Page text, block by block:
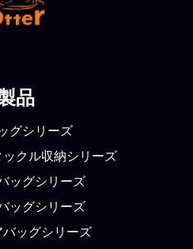
品
グシリーズ
クル収納シリーズ
ッグシリーズ
ッグシリーズ
ッグシリーズ